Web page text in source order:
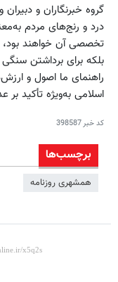
گروه خبرنگاران و
درد و رنج‌های مردم
تخصصی آن خواهند
بلکه برای برداشتن سنگی
راهنمای ما اصول و
اسلامی به‌ویژه تأکید
کد خبر398587
برچسب‌ها
همشهری روزنامه